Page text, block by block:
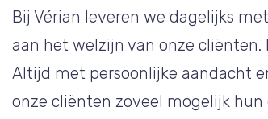
Bij Vérian leveren we dagelijks
aan het welzijn van onze
Altijd met persoonlijke aandacht
onze cliënten zoveel mogelijk